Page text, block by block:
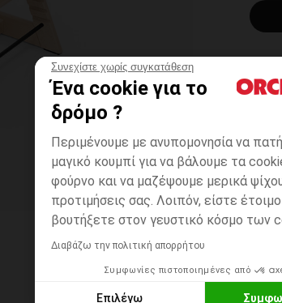
Συνεχίστε χωρίς συγκατάθεση
Ένα cookie για το
δρόμο ?
Περιμένουμε με ανυπομονησία να
μαγικό κουμπί για να βάλουμε τα
φούρνο και να μαζέψουμε μερικά
προτιμήσεις σας. Λοιπόν, είστε
βουτήξετε στον γευστικό κόσμο των
Διαβάζω την πολιτική απορρήτου
Συμφωνίες πιστοποιημένες από
Επιλέγω